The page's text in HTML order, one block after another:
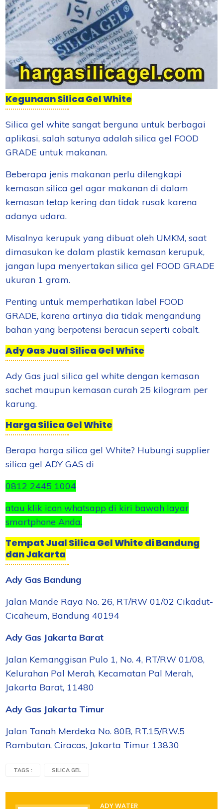
Kegunaan Silica Gel White
Silica gel white sangat berguna untuk berbagai
aplikasi, salah satunya adalah silica gel FOOD
GRADE untuk makanan.
Beberapa jenis makanan perlu dilengkapi
kemasan silica gel agar makanan di dalam
kemasan tetap kering dan tidak rusak karena
adanya udara.
Misalnya kerupuk yang dibuat oleh UMKM, saat
dimasukan ke dalam plastik kemasan kerupuk,
jangan lupa menyertakan silica gel FOOD GRADE
ukuran 1 gram.
Penting untuk memperhatikan label FOOD
GRADE, karena artinya dia tidak mengandung
bahan yang berpotensi beracun seperti cobalt.
Ady Gas Jual Silica Gel White
Ady Gas jual silica gel white dengan kemasan
sachet maupun kemasan curah 25 kilogram per
karung.
Harga Silica Gel White
Berapa harga silica gel White? Hubungi supplier
silica gel ADY GAS di
0812 2445 1004
atau klik icon whatsapp di kiri bawah layar
smartphone Anda.
Tempat Jual Silica Gel White di Bandung
dan Jakarta
Ady Gas Bandung
Jalan Mande Raya No. 26, RT/RW 01/02 Cikadut-
Cicaheum, Bandung 40194
Ady Gas Jakarta Barat
Jalan Kemanggisan Pulo 1, No. 4, RT/RW 01/08,
Kelurahan Pal Merah, Kecamatan Pal Merah,
Jakarta Barat, 11480
Ady Gas Jakarta Timur
Jalan Tanah Merdeka No. 80B, RT.15/RW.5
Rambutan, Ciracas, Jakarta Timur 13830
TAGS : SILICA GEL
ADY WATER